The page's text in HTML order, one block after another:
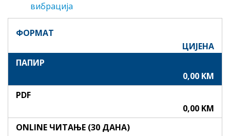
вибрaциja
ФОРМАТ
ЦИЈЕНА
ПАПИР
0,00 KM
PDF
0,00 KM
ONLINE ЧИТАЊЕ (30 ДАНА)